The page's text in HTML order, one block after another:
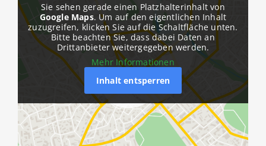
Sie sehen gerade einen Platzhalterinhalt von
Google Maps. Um auf den eigentlichen Inhalt
zuzugreifen, klicken Sie auf die Schaltfläche unten.
Bitte beachten Sie, dass dabei Daten an
Drittanbieter weitergegeben werden.
Mehr Informationen
Inhalt entsperren